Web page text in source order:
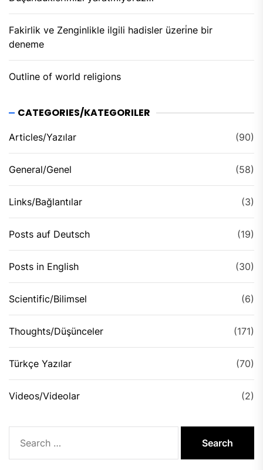
Fakirlik ve Zenginlikle ilgili hadisler üzeri̇ne bir
deneme
Outline of world religions
CATEGORIES/KATEGORILER
Articles/Yazılar (90)
General/Genel (58)
Links/Bağlantılar (3)
Posts auf Deutsch (19)
Posts in English (30)
Scientific/Bilimsel (6)
Thoughts/Düşünceler (171)
Türkçe Yazılar (70)
Videos/Videolar (2)
for: